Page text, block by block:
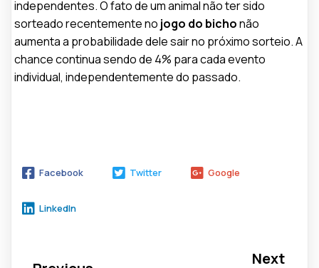
independentes. O fato de um animal não ter sido
sorteado recentemente no jogo do bichonão
aumenta a probabilidade dele sair no próximo sorteio. A
chance continua sendo de 4% para cada evento
individual, independentemente do passado.
Facebook Twitter Google
LinkedIn
Next